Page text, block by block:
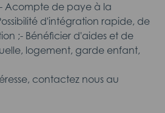
Acompte de paye à la
d'intégration rapide, de
;- Bénéficier d'aides et de
logement, garde enfant,
contactez nous au